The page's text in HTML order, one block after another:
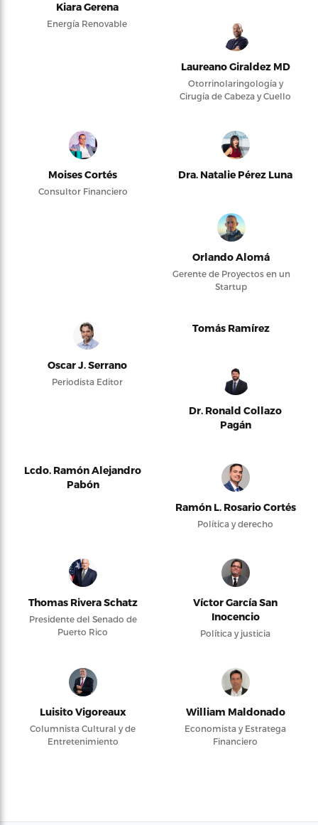
Kiara Gerena
Energía Renovable
Laureano Giraldez MD
Otorrinolaringología y
Cirugía de Cabeza y Cuello
Moises Cortés
Consultor Financiero
Dra. Natalie Pérez Luna
Orlando Alomá
Gerente de Proyectos en un
Startup
Oscar J. Serrano
Periodista Editor
Tomás Ramírez
Dr. Ronald Collazo
Pagán
Lcdo. Ramón Alejandro
Pabón
Ramón L. Rosario Cortés
Política y derecho
Thomas Rivera Schatz
Presidente del Senado de
Puerto Rico
Víctor García San
Inocencio
Política y justicia
Luisito Vigoreaux
Columnista Cultural y de
Entretenimiento
William Maldonado
Economista y Estratega
Financiero